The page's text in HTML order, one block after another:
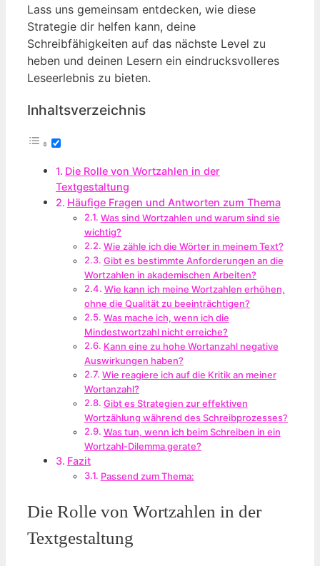
Lass uns gemeinsam entdecken, wie diese
Strategie dir helfen kann, deine
Schreibfähigkeiten auf das nächste Level zu
heben und deinen Lesern ein eindrucksvolleres
Leseerlebnis zu bieten.
Inhaltsverzeichnis
Die Rolle von Wortzahlen in der
Textgestaltung
Häufige Fragen und Antworten zum Thema
Was sind Wortzahlen und warum sind sie
wichtig?
Wie zähle ich die Wörter in meinem Text?
Gibt es bestimmte Anforderungen an die
Wortzahlen in akademischen Arbeiten?
Wie kann ich meine Wortzahlen erhöhen,
ohne die Qualität zu beeinträchtigen?
Was mache ich, wenn ich die
Mindestwortzahl nicht erreiche?
Kann eine zu hohe Wortanzahl negative
Auswirkungen haben?
Wie reagiere ich auf die Kritik an meiner
Wortanzahl?
Gibt es Strategien zur effektiven
Wortzählung während des Schreibprozesses?
Was tun, wenn ich beim Schreiben in ein
Wortzahl-Dilemma gerate?
Fazit
Passend zum Thema:
Die Rolle von Wortzahlen in der
Textgestaltung